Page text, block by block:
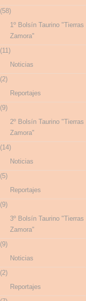
(58)
1º Bolsín Taurino "Tierras
Zamora"
(11)
Noticias
(2)
Reportajes
(9)
2º Bolsín Taurino "Tierras
Zamora"
(14)
Noticias
(5)
Reportajes
(9)
3º Bolsín Taurino "Tierras
Zamora"
(9)
Noticias
(2)
Reportajes